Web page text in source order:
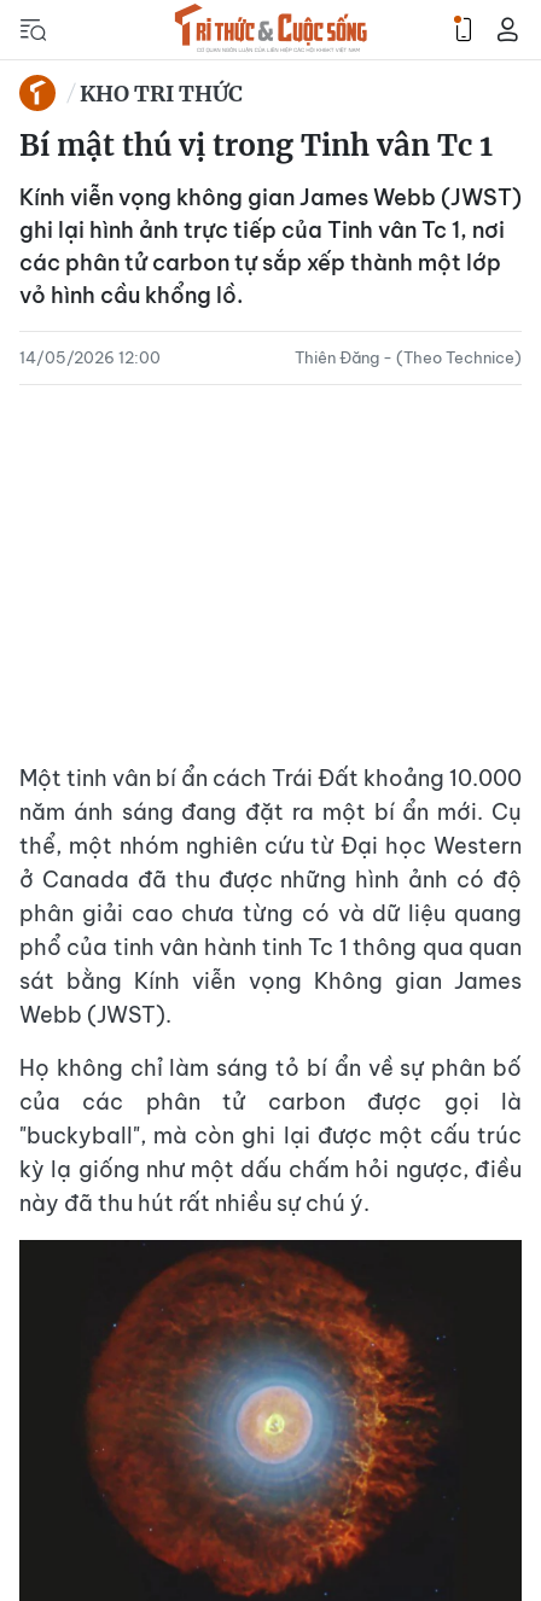
KHO TRI THỨC
Bí mật thú vị trong Tinh vân Tc 1
Kính viễn vọng không gian James Webb (JWST)
ghi lại hình ảnh trực tiếp của Tinh vân Tc 1, nơi
các phân tử carbon tự sắp xếp thành một lớp
vỏ hình cầu khổng lồ.
14/05/2026 12:00 Thiên Đăng - (Theo Technice)
Một tinh vân bí ẩn cách Trái Đất khoảng 10.000
năm ánh sáng đang đặt ra một bí ẩn mới. Cụ
thể, một nhóm nghiên cứu từ Đại học Western
ở Canada đã thu được những hình ảnh có độ
phân giải cao chưa từng có và dữ liệu quang
phổ của tinh vân hành tinh Tc 1 thông qua quan
sát bằng Kính viễn vọng Không gian James
Webb (JWST).
Họ không chỉ làm sáng tỏ bí ẩn về sự phân bố
của các phân tử carbon được gọi là
"buckyball", mà còn ghi lại được một cấu trúc
kỳ lạ giống như một dấu chấm hỏi ngược, điều
này đã thu hút rất nhiều sự chú ý.